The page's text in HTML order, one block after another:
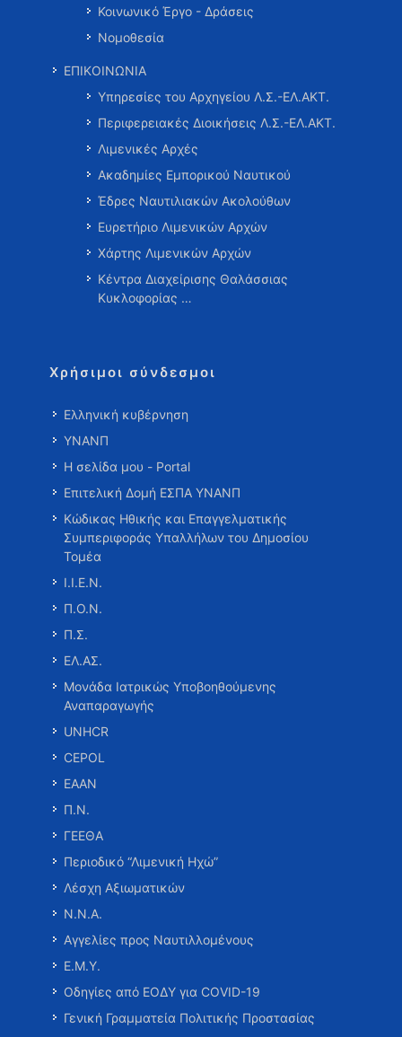
Κοινωνικό Έργο - Δράσεις
Νομοθεσία
ΕΠΙΚΟΙΝΩΝΙΑ
Υπηρεσίες του Αρχηγείου Λ.Σ.-ΕΛ.ΑΚΤ.
Περιφερειακές Διοικήσεις Λ.Σ.-ΕΛ.ΑΚΤ.
Λιμενικές Αρχές
Ακαδημίες Εμπορικού Ναυτικού
Έδρες Ναυτιλιακών Ακολούθων
Ευρετήριο Λιμενικών Αρχών
Χάρτης Λιμενικών Αρχών
Κέντρα Διαχείρισης Θαλάσσιας
Κυκλοφορίας …
Χρήσιμοι σύνδεσμοι
Ελληνική κυβέρνηση
ΥΝΑΝΠ
Η σελίδα μου - Portal
Επιτελική Δομή ΕΣΠΑ ΥΝΑΝΠ
Κώδικας Ηθικής και Επαγγελματικής
Συμπεριφοράς Υπαλλήλων του Δημοσίου
Τομέα
Ι.Ι.Ε.Ν.
Π.Ο.Ν.
Π.Σ.
ΕΛ.ΑΣ.
Μονάδα Ιατρικώς Υποβοηθούμενης
Αναπαραγωγής
UNHCR
CEPOL
ΕΑΑΝ
Π.Ν.
ΓΕΕΘΑ
Περιοδικό “Λιμενική Ηχώ”
Λέσχη Αξιωματικών
Ν.Ν.Α.
Αγγελίες προς Ναυτιλλομένους
Ε.Μ.Υ.
Οδηγίες από ΕΟΔΥ για COVID-19
Γενική Γραμματεία Πολιτικής Προστασίας